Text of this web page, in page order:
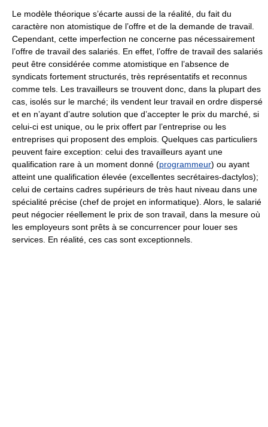
Le modèle théorique s’écarte aussi de la réalité, du fait du
caractère non atomistique de l’offre et de la demande de travail.
Cependant, cette imperfection ne concerne pas nécessairement
l’offre de travail des salariés. En effet, l’offre de travail des salariés
peut être considérée comme atomistique en l’absence de
syndicats fortement structurés, très représentatifs et reconnus
comme tels. Les travailleurs se trouvent donc, dans la plupart des
cas, isolés sur le marché; ils vendent leur travail en ordre dispersé
et en n’ayant d’autre solution que d’accepter le prix du marché, si
celui-ci est unique, ou le prix offert par l’entreprise ou les
entreprises qui proposent des emplois. Quelques cas particuliers
peuvent faire exception: celui des travailleurs ayant une
qualification rare à un moment donné (programmeur) ou ayant
atteint une qualification élevée (excellentes secrétaires-dactylos);
celui de certains cadres supérieurs de très haut niveau dans une
spécialité précise (chef de projet en informatique). Alors, le salarié
peut négocier réellement le prix de son travail, dans la mesure où
les employeurs sont prêts à se concurrencer pour louer ses
services. En réalité, ces cas sont exceptionnels.